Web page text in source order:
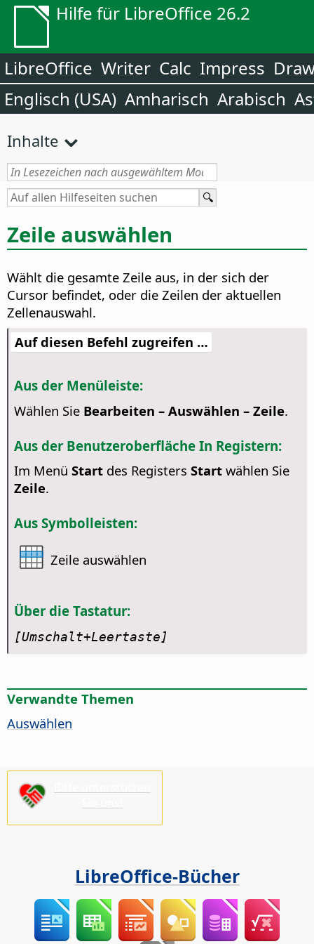
Hilfe für LibreOffice 26.2
LibreOffice Writer Calc Impress
Englisch (USA) Amharisch Arabisch
Inhalte
Zeile auswählen
Wählt die gesamte Zeile aus, in der sich der
Cursor befindet, oder die Zeilen der aktuellen
Zellenauswahl.
Auf diesen Befehl zugreifen …
Aus der Menüleiste:
Wählen Sie Bearbeiten – Auswählen – Zeile.
Aus der Benutzeroberfläche In Registern:
Im Menü Startdes Registers Startwählen Sie
Zeile.
Aus Symbolleisten:
Zeile auswählen
Über die Tastatur:
[Umschalt+Leertaste]
Verwandte Themen
Auswählen
LibreOffice-Bücher